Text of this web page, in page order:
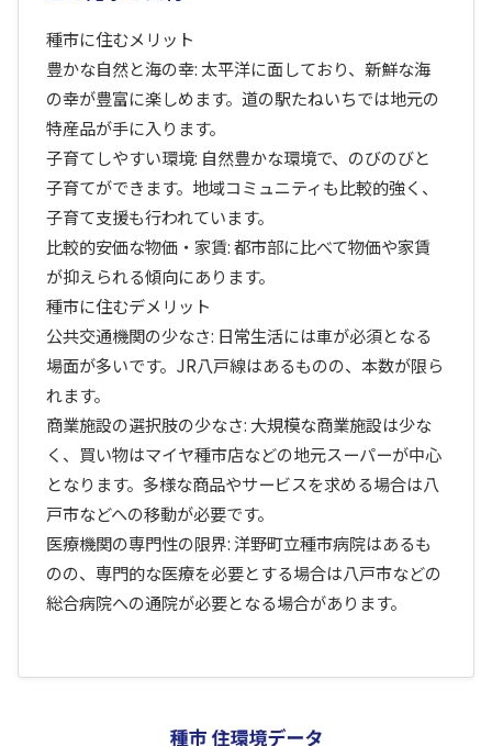
種市に住むメリット
豊かな自然と海の幸: 太平洋に面しており、新鮮な海
の幸が豊富に楽しめます。道の駅たねいちでは地元の
特産品が手に入ります。
子育てしやすい環境: 自然豊かな環境で、のびのびと
子育てができます。地域コミュニティも比較的強く、
子育て支援も行われています。
比較的安価な物価・家賃: 都市部に比べて物価や家賃
が抑えられる傾向にあります。
種市に住むデメリット
公共交通機関の少なさ: 日常生活には車が必須となる
場面が多いです。JR八戸線はあるものの、本数が限ら
れます。
商業施設の選択肢の少なさ: 大規模な商業施設は少な
く、買い物はマイヤ種市店などの地元スーパーが中心
となります。多様な商品やサービスを求める場合は八
戸市などへの移動が必要です。
医療機関の専門性の限界: 洋野町立種市病院はあるも
のの、専門的な医療を必要とする場合は八戸市などの
総合病院への通院が必要となる場合があります。